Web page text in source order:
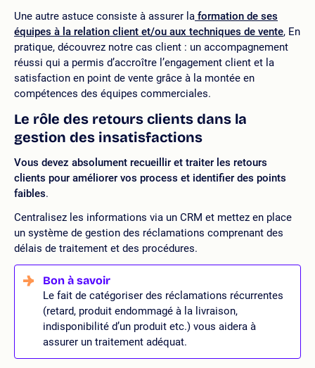
Une autre astuce consiste à assurer la formation de ses
équipes à la relation client et/ou aux techniques de vente, En
pratique, découvrez notre cas client : un accompagnement
réussi qui a permis d’accroître l’engagement client et la
satisfaction en point de vente grâce à la montée en
compétences des équipes commerciales.
Le rôle des retours clients dans la
gestion des insatisfactions
Vous devez absolument recueillir et traiter les retours
clients pour améliorer vos process et identifier des points
faibles.
Centralisez les informations via un CRM et mettez en place
un système de gestion des réclamations comprenant des
délais de traitement et des procédures.
Le fait de catégoriser des réclamations récurrentes
(retard, produit endommagé à la livraison,
indisponibilité d’un produit etc.) vous aidera à
assurer un traitement adéquat.